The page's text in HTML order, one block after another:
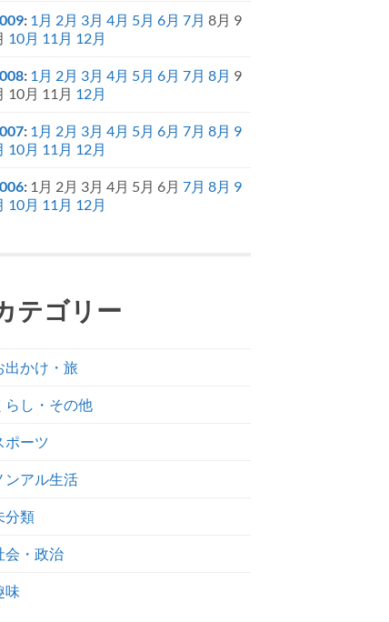
: 1月 2月 3月 4月 5月 6月 7月 8月 9
10月 11月 12月
: 1月 2月 3月 4月 5月 6月 7月 8月 9
10月 11月 12月
: 1月 2月 3月 4月 5月 6月 7月 8月 9
10月 11月 12月
: 1月 2月 3月 4月 5月 6月 7月 8月 9
10月 11月 12月
テゴリー
出かけ・旅
らし・その他
ポーツ
ンアル生活
分類
会・政治
味